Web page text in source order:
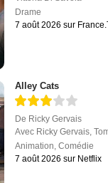
Drame
7 août 2026 sur
Alley Cats
De Ricky Gervais
Avec Ricky Gervais,
Animation,Comédie
7 août 2026 sur Netflix